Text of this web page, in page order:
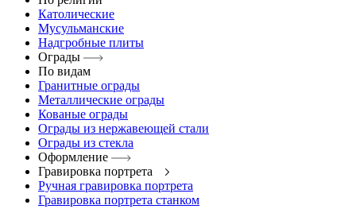
Католические
Мусульманские
Надгробные плиты
Ограды
По видам
Гранитные ограды
Металлические ограды
Кованые ограды
Ограды из нержавеющей стали
Ограды из стекла
Оформление
Гравировка портрета
Ручная гравировка портрета
Гравировка портрета станком